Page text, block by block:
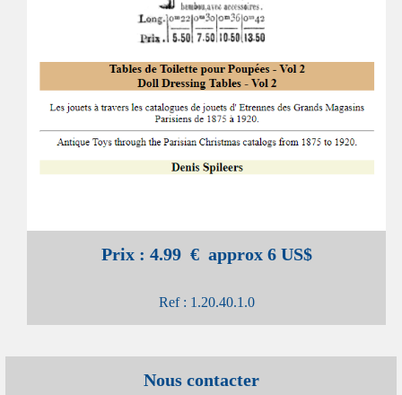
Prix : 4.99 € approx 6 US$
Ref : 1.20.40.1.0
Nous contacter